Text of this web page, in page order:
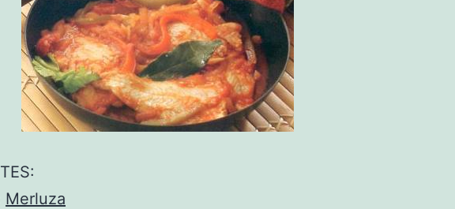
Merluza